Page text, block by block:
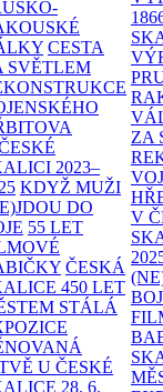
CESTA
SVĚTLEM
2023–
KDYŽ MUŽI
DO
55 LET
ČESKÁ
450 LET
STÁLÁ
U ČESKÉ
28. 6.
ZA
V